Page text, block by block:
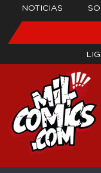
NOTICIAS